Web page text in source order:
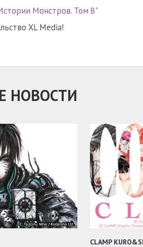
Монстров. Том 8"
XL Media!
НОВОСТИ
CLAMP